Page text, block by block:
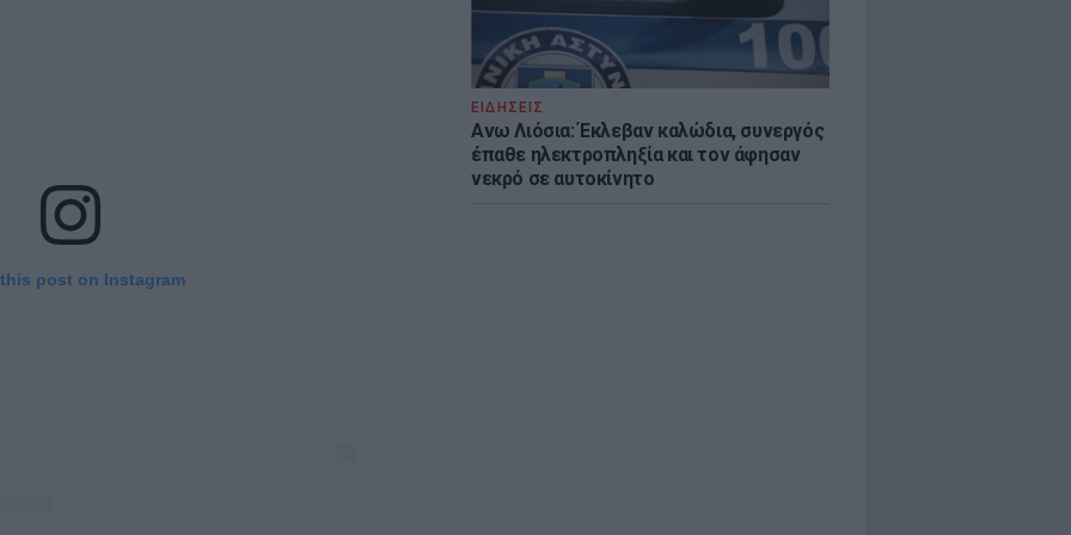
ΕΙΔΗΣΕΙΣ
Ανω Λιόσια: Έκλεβαν καλώδια, συνεργός
έπαθε ηλεκτροπληξία και τον άφησαν
νεκρό σε αυτοκίνητο
post on Instagram